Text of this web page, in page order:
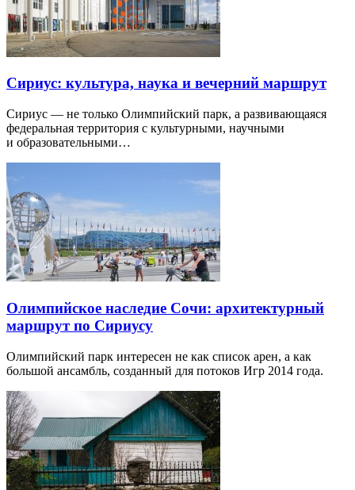
Сириус: культура, наука и вечерний маршрут
Сириус — не только Олимпийский парк, а развивающаяся
федеральная территория с культурными, научными
и образовательными…
Олимпийское наследие Сочи: архитектурный
маршрут по Сириусу
Олимпийский парк интересен не как список арен, а как
большой ансамбль, созданный для потоков Игр 2014 года.